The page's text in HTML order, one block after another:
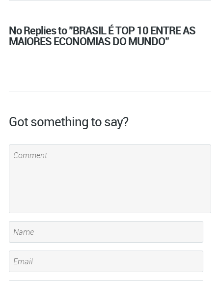
No Replies to "BRASIL É TOP 10 ENTRE AS
MAIORES ECONOMIAS DO MUNDO"
Got something to say?